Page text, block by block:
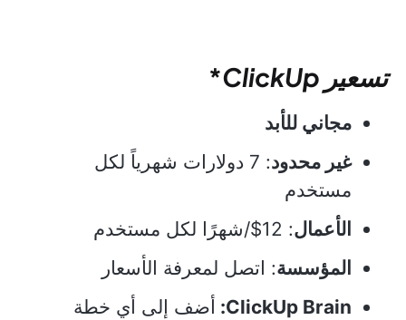
تسعير ClickUp
*
مجاني للأبد
غير محدود
: 7 دولارات شهرياً لكل
مستخدم
الأعمال: 12$/شهرًا لكل مستخدم
المؤسسة: اتصل لمعرفة الأسعار
ClickUp Brain:
أضف إلى أي خطة